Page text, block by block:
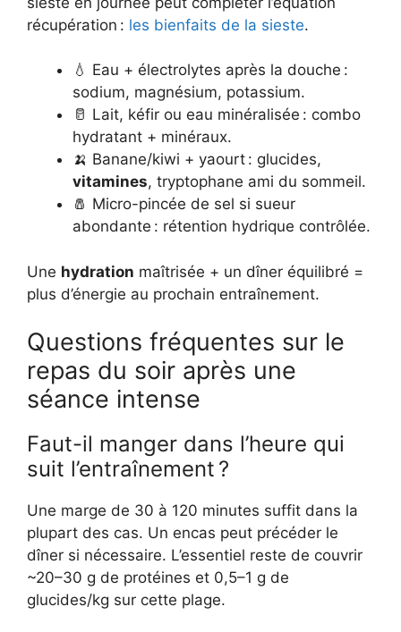
récupération : les bienfaits de la sieste.
💧 Eau + électrolytes après la douche :
sodium, magnésium, potassium.
🥛 Lait, kéfir ou eau minéralisée : combo
hydratant + minéraux.
🍌 Banane/kiwi + yaourt : glucides,
vitamines, tryptophane ami du sommeil.
🧂 Micro-pincée de sel si sueur
abondante : rétention hydrique contrôlée.
Une hydration maîtrisée + un dîner équilibré =
plus d’énergie au prochain entraînement.
Questions fréquentes sur le
repas du soir après une
séance intense
Faut-il manger dans l’heure qui
suit l’entraînement ?
Une marge de 30 à 120 minutes suffit dans la
plupart des cas. Un encas peut précéder le
dîner si nécessaire. L’essentiel reste de couvrir
~20–30 g de protéines et 0,5–1 g de
glucides/kg sur cette plage.